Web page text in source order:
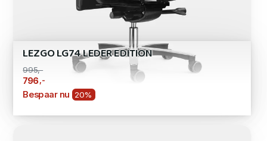
LEZGO LG74 LEDER EDITION
995,-
796 ,-
Bespaar nu 20%